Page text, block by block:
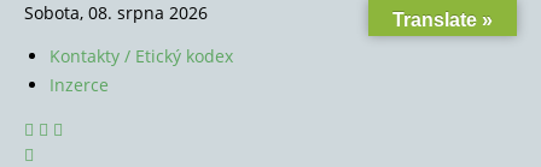
Sobota, 08. srpna 2026
Kontakty / Etický kodex
Inzerce
Translate »